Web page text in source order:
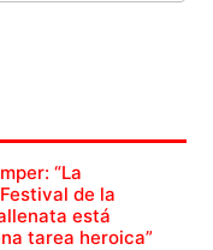
“La
de la
está
tarea heroica”